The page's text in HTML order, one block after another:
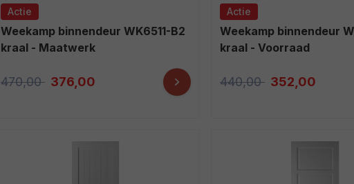
Actie
Weekamp binnendeur WK6511-B2
kraal - Maatwerk
470,00 376,00
Actie
Weekamp binnendeur WK6521-B2
kraal - Voorraad
440,00 352,00